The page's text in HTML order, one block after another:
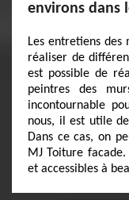
environs dans
Les entretiens des
réaliser de
est possible de
peintres des
incontournable
nous, il est utile
Dans ce cas, on
MJ Toiture
et accessibles à